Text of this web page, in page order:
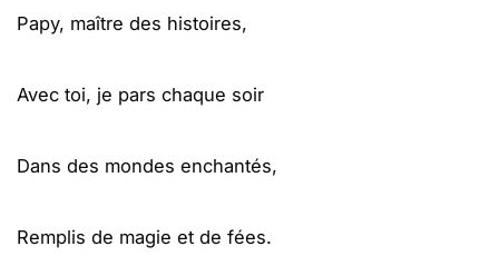
Papy, maître des histoires,
Avec toi, je pars chaque soir
Dans des mondes enchantés,
Remplis de magie et de fées.